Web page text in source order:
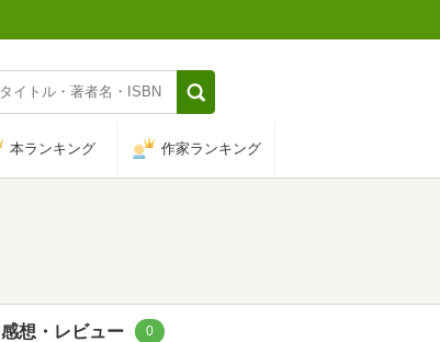
本ランキング 作家ランキング
感想・レビュー 0